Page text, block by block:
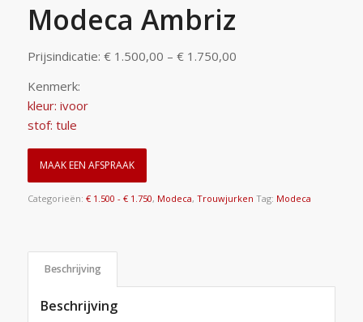
Modeca Ambriz
Prijsindicatie: € 1.500,00 – € 1.750,00
Kenmerk:
kleur: ivoor
stof: tule
MAAK EEN AFSPRAAK
Categorieën: € 1.500 - € 1.750, Modeca, Trouwjurken Tag: Modeca
Beschrijving
Beschrijving